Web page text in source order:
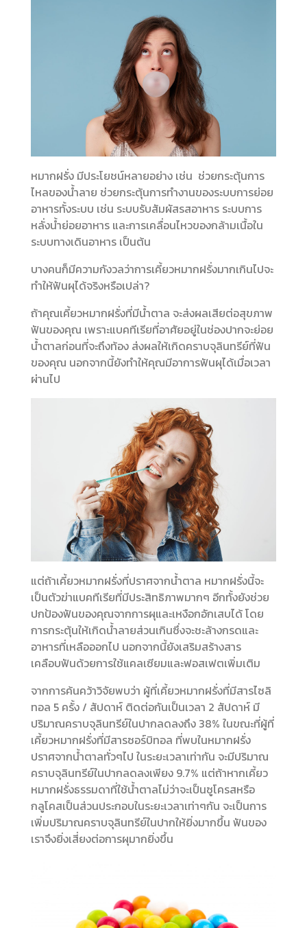
หมากฝรั่ง มีประโยชน์หลายอย่าง เช่น ช่วยกระตุ้นการ
ไหลของน้ำลาย ช่วยกระตุ้นการทำงานของระบบการย่อย
อาหารทั้งระบบ เช่น ระบบรับสัมผัสรสอาหาร ระบบการ
หลั่งน้ำย่อยอาหาร และการเคลื่อนไหวของกล้ามเนื้อใน
ระบบทางเดินอาหาร เป็นต้น
บางคนก็มีความกังวลว่าการเคี้ยวหมากฝรั่งมากเกินไปจะ
ทำให้ฟันผุได้จริงหรือเปล่า?
ถ้าคุณเคี้ยวหมากฝรั่งที่มีน้ำตาล จะส่งผลเสียต่อสุขภาพ
ฟันของคุณ เพราะแบคทีเรียที่อาศัยอยู่ในช่องปากจะย่อย
น้ำตาลก่อนที่จะถึงท้อง ส่งผลให้เกิดคราบจุลินทรีย์ที่ฟัน
ของคุณ นอกจากนี้ยังทำให้คุณมีอาการฟันผุได้เมื่อเวลา
ผ่านไป
แต่ถ้าเคี้ยวหมากฝรั่งที่ปราศจากน้ำตาล หมากฝรั่งนี้จะ
เป็นตัวฆ่าแบคทีเรียที่มีประสิทธิภาพมากๆ อีกทั้งยังช่วย
ปกป้องฟันของคุณจากการผุและเหงือกอักเสบได้ โดย
การกระตุ้นให้เกิดน้ำลายส่วนเกินซึ่งจะชะล้างกรดและ
อาหารที่เหลือออกไป นอกจากนี้ยังเสริมสร้างสาร
เคลือบฟันด้วยการใช้แคลเซียมและฟอสเฟตเพิ่มเติม
จากการค้นคว้าวิจัยพบว่า ผู้ที่เคี้ยวหมากฝรั่งที่มีสารไซลิ
ทอล 5 ครั้ง / สัปดาห์ ติดต่อกันเป็นเวลา 2 สัปดาห์ มี
ปริมาณคราบจุลินทรีย์ในปากลดลงถึง 38% ในขณะที่ผู้ที่
เคี้ยวหมากฝรั่งที่มีสารซอร์บิทอล ที่พบในหมากฝรั่ง
ปราศจากน้ำตาลทั่วๆไป ในระยะเวลาเท่ากัน จะมีปริมาณ
คราบจุลินทรีย์ในปากลดลงเพียง 9.7% แต่ถ้าหากเคี้ยว
หมากฝรั่งธรรมดาที่ใช้น้ำตาลไม่ว่าจะเป็นซูโครสหรือ
กลูโคสเป็นส่วนประกอบในระยะเวลาเท่าๆกัน จะเป็นการ
เพิ่มปริมาณคราบจุลินทรีย์ในปากให้ยิ่งมากขึ้น ฟันของ
เราจึงยิ่งเสี่ยงต่อการผุมากยิ่งขึ้น